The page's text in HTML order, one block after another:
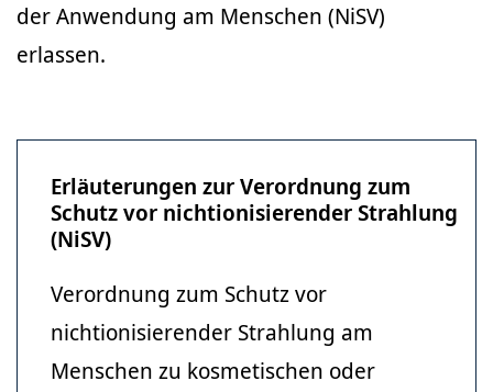
der Anwendung am Menschen (NiSV)
erlassen.
Erläuterungen zur Verordnung zum
Schutz vor nichtionisierender Strahlung
(NiSV)
Verordnung zum Schutz vor
nichtionisierender Strahlung am
Menschen zu kosmetischen oder